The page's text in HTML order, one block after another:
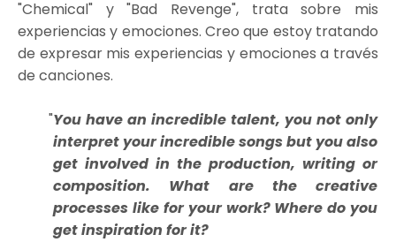
"Chemical" y "Bad Revenge", trata sobre mis
experiencias y emociones. Creo que estoy tratando
de expresar mis experiencias y emociones a través
de canciones.
You have an incredible talent, you not only
interpret your incredible songs but you also
get involved in the production, writing or
composition. What are the creative
processes like for your work? Where do you
get inspiration for it?